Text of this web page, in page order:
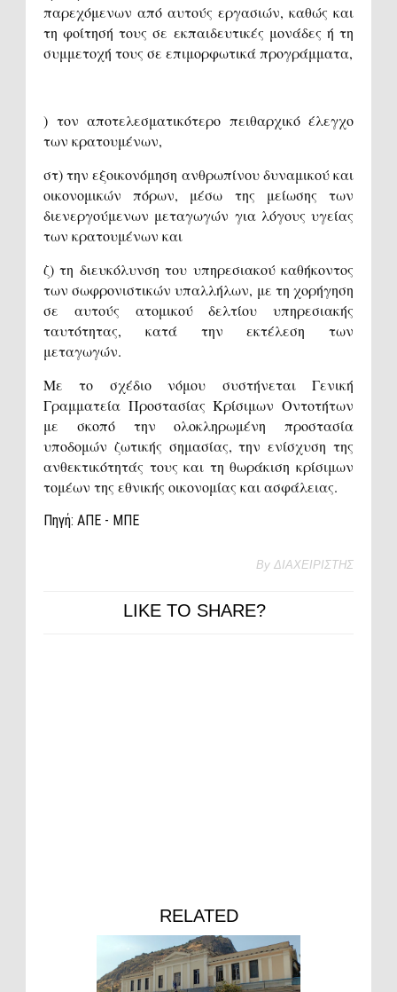
παρεχόμενων από αυτούς εργασιών, καθώς και
τη φοίτησή τους σε εκπαιδευτικές μονάδες ή τη
συμμετοχή τους σε επιμορφωτικά προγράμματα,
) τον αποτελεσματικότερο πειθαρχικό έλεγχο
των κρατουμένων,
στ) την εξοικονόμηση ανθρωπίνου δυναμικού και
οικονομικών πόρων, μέσω της μείωσης των
διενεργούμενων μεταγωγών για λόγους υγείας
των κρατουμένων και
ζ) τη διευκόλυνση του υπηρεσιακού καθήκοντος
των σωφρονιστικών υπαλλήλων, με τη χορήγηση
σε αυτούς ατομικού δελτίου υπηρεσιακής
ταυτότητας, κατά την εκτέλεση των
μεταγωγών.
Με το σχέδιο νόμου συστήνεται Γενική
Γραμματεία Προστασίας Κρίσιμων Οντοτήτων
με σκοπό την ολοκληρωμένη προστασία
υποδομών ζωτικής σημασίας, την ενίσχυση της
ανθεκτικότητάς τους και τη θωράκιση κρίσιμων
τομέων της εθνικής οικονομίας και ασφάλειας.
Πηγή: ΑΠΕ - ΜΠΕ
By ΔΙΑΧΕΙΡΙΣΤΗΣ
LIKE TO SHARE?
RELATED